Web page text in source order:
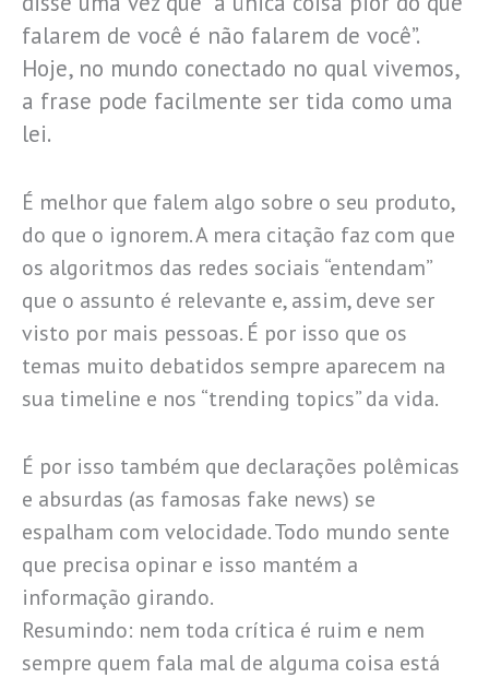
falarem de você é não falarem de você”.
Hoje, no mundo conectado no qual vivemos,
a frase pode facilmente ser tida como uma
lei.
É melhor que falem algo sobre o seu produto,
do que o ignorem. A mera citação faz com que
os algoritmos das redes sociais “entendam”
que o assunto é relevante e, assim, deve ser
visto por mais pessoas. É por isso que os
temas muito debatidos sempre aparecem na
sua timeline e nos “trending topics” da vida.
É por isso também que declarações polêmicas
e absurdas (as famosas fake news) se
espalham com velocidade. Todo mundo sente
que precisa opinar e isso mantém a
informação girando.
Resumindo: nem toda crítica é ruim e nem
sempre quem fala mal de alguma coisa está